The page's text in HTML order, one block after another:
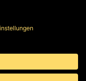
für
Stehhilfen